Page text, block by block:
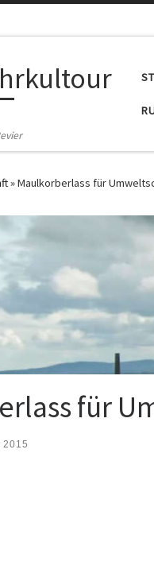
»Maulkorberlass für
für